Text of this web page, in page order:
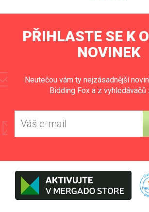
PŘIHLASTE SE K
NOVINEK
Neutečou vám ty nejzásadnější
Bidding Fox a z vyhledávačů